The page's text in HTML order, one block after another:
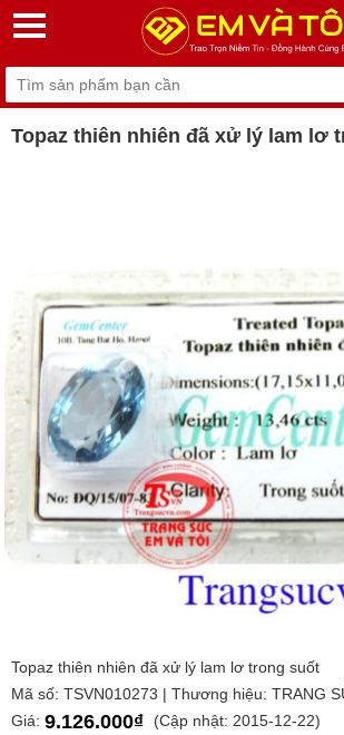
Topaz thiên nhiên đã xử lý lam lơ
Topaz thiên nhiên đã xử lý lam lơ trong suốt
Mã số: TSVN010273 | Thương hiệu: TRANG
Giá: 9.126.000₫
(Cập nhật: 2015-12-22)